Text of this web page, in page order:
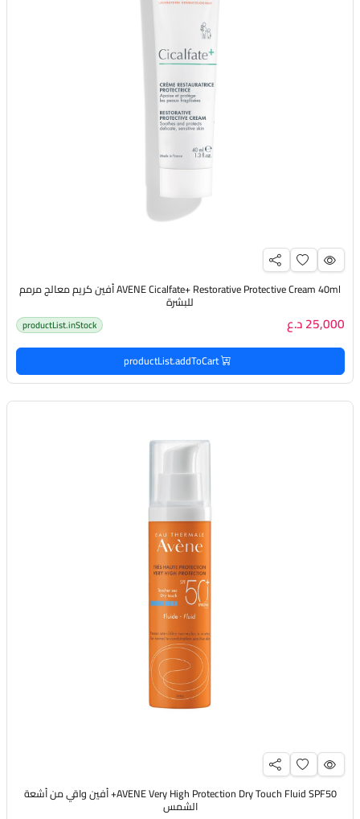
AVENE Cicalfate+ Restorative Protective Cream 40ml أفين كريم معالج مرمم
للبشرة
25,000 د.ع productList.inStock
productList.addToCart
AVENE Very High Protection Dry Touch Fluid SPF50+ أفين واقي من أشعة
الشمس